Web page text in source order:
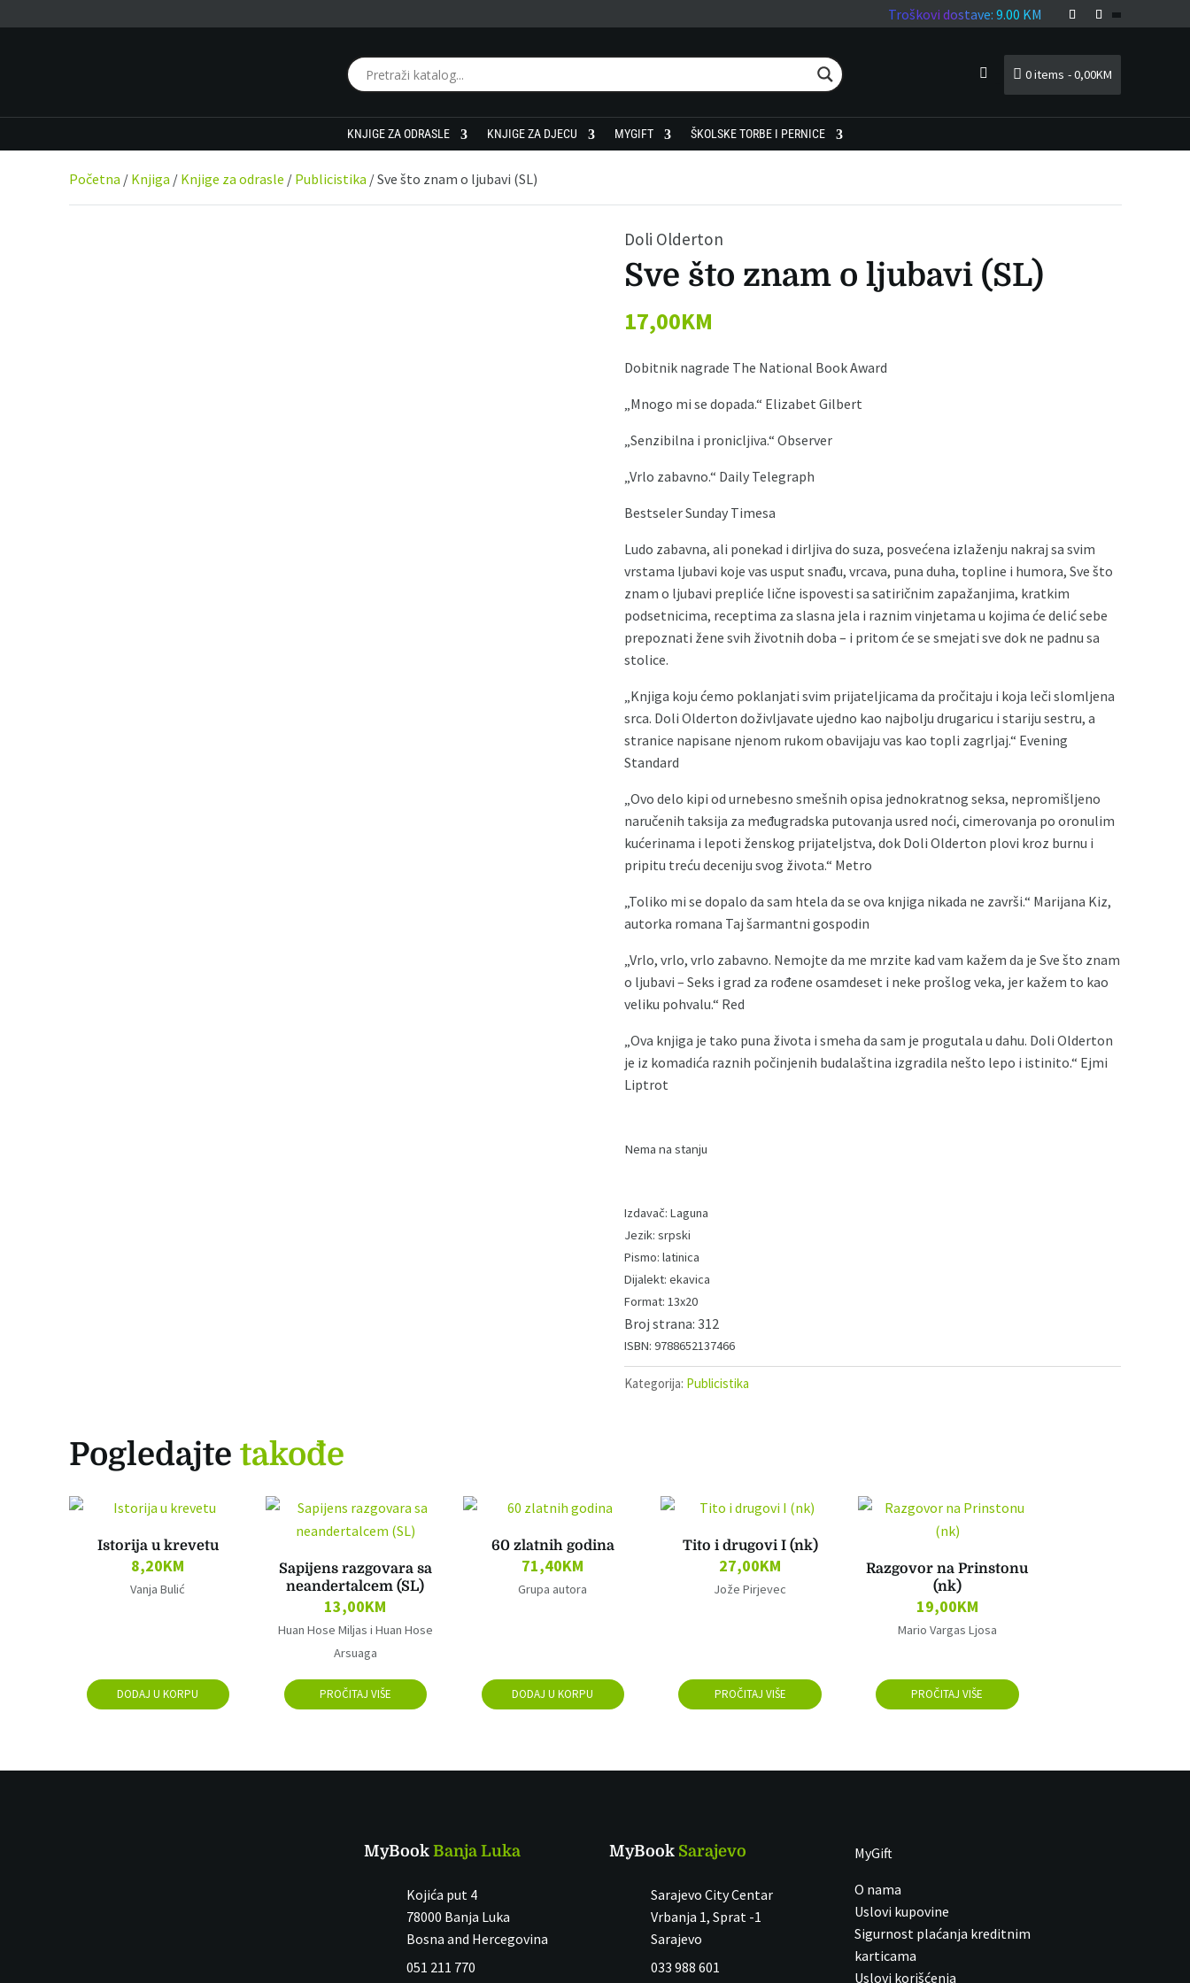
Troškovi dostave: 9.00 KM
0 items 0,00KM
KNJIGE ZA ODRASLE KNJIGE ZA DJECU MYGIFT ŠKOLSKE TORBE I PERNICE
Početna / Knjiga / Knjige za odrasle / Publicistika / Sve što znam o ljubavi (SL)
Doli Olderton
Sve što znam o ljubavi (SL)
17,00KM
Dobitnik nagrade The National Book Award
„Mnogo mi se dopada.“ Elizabet Gilbert
„Senzibilna i pronicljiva.“ Observer
„Vrlo zabavno.“ Daily Telegraph
Bestseler Sunday Timesa
Ludo zabavna, ali ponekad i dirljiva do suza, posvećena izlaženju nakraj sa svim
vrstama ljubavi koje vas usput snađu, vrcava, puna duha, topline i humora, Sve što
znam o ljubavi prepliće lične ispovesti sa satiričnim zapažanjima, kratkim
podsetnicima, receptima za slasna jela i raznim vinjetama u kojima će delić sebe
prepoznati žene svih životnih doba – i pritom će se smejati sve dok ne padnu sa
stolice.
„Knjiga koju ćemo poklanjati svim prijateljicama da pročitaju i koja leči slomljena
srca. Doli Olderton doživljavate ujedno kao najbolju drugaricu i stariju sestru, a
stranice napisane njenom rukom obavijaju vas kao topli zagrljaj.“ Evening
Standard
„Ovo delo kipi od urnebesno smešnih opisa jednokratnog seksa, nepromišljeno
naručenih taksija za međugradska putovanja usred noći, cimerovanja po oronulim
kućerinama i lepoti ženskog prijateljstva, dok Doli Olderton plovi kroz burnu i
pripitu treću deceniju svog života.“ Metro
„Toliko mi se dopalo da sam htela da se ova knjiga nikada ne završi.“ Marijana Kiz,
autorka romana Taj šarmantni gospodin
„Vrlo, vrlo, vrlo zabavno. Nemojte da me mrzite kad vam kažem da je Sve što znam
o ljubavi – Seks i grad za rođene osamdeset i neke prošlog veka, jer kažem to kao
veliku pohvalu.“ Red
„Ova knjiga je tako puna života i smeha da sam je progutala u dahu. Doli Olderton
je iz komadića raznih počinjenih budalaština izgradila nešto lepo i istinito.“ Ejmi
Liptrot
Nema na stanju
Laguna
srpski
latinica
ekavica
13x20
312
9788652137466
Kategorija: Publicistika
Pogledajte takođe
Istorija u krevetu
8,20KM
Vanja Bulić
DODAJ U KORPU
Sapijens razgovara sa
neandertalcem (SL)
13,00KM
Huan Hose Miljas i Huan Hose
Arsuaga
PROČITAJ VIŠE
60 zlatnih godina
71,40KM
Grupa autora
DODAJ U KORPU
Tito i drugovi I (nk)
27,00KM
Jože Pirjevec
PROČITAJ VIŠE
Razgovor na Prinstonu
(nk)
19,00KM
Mario Vargas Ljosa
PROČITAJ VIŠE
MyBookBanja Luka
Kojića put 4
78000 Banja Luka
Bosna and Hercegovina
051 211 770
MyBook Sarajevo
Sarajevo City Centar
Vrbanja 1, Sprat -1
Sarajevo
033 988 601
MyGift
O nama
Uslovi kupovine
Sigurnost plaćanja kreditnim
karticama
Uslovi korišćenja